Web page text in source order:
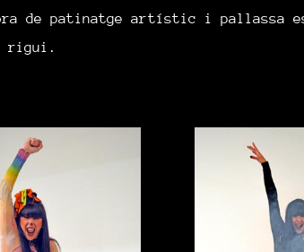
de patinatge artístic i pallassa
rigui.